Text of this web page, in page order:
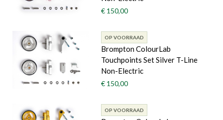
€ 150,00
OP VOORRAAD
Brompton ColourLab
Touchpoints Set Silver T-Line
Non-Electric
€ 150,00
OP VOORRAAD